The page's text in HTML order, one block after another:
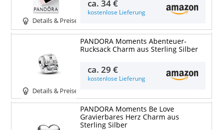
Details & Preise
ca.34 €
kostenlose Lieferung
Details & Preise
PANDORA Moments Abenteuer-
Rucksack Charm aus Sterling Silber
ca.29 €
kostenlose Lieferung
PANDORA Moments Be Love
Gravierbares Herz Charm aus
Sterling Silber